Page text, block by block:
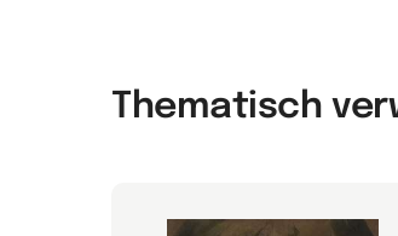
Thematisch